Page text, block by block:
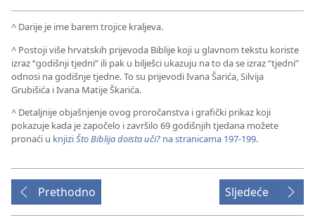
^ Darije je ime barem trojice kraljeva.
^ Postoji više hrvatskih prijevoda Biblije koji u glavnom tekstu koriste
izraz “godišnji tjedni” ili pak u bilješci ukazuju na to da se izraz “tjedni”
odnosi na godišnje tjedne. To su prijevodi Ivana Šarića, Silvija
Grubišića i Ivana Matije Škarića.
^ Detaljnije objašnjenje ovog proročanstva i grafički prikaz koji
pokazuje kada je započelo i završilo 69 godišnjih tjedana možete
pronaći u knjiziŠto Biblija doista uči? na stranicama 197-199.
Prethodno Sljedeće